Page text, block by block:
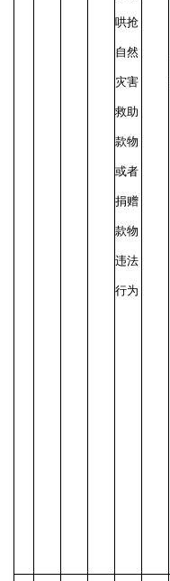
哄抢
自然
灾害
救助
款物
或者
捐赠
款物
违法
行为